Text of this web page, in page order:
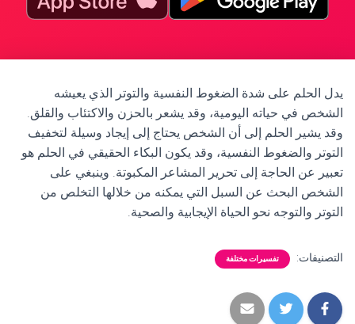
يدل الحلم على شدة الضغوط النفسية والتوتر الذي يعيشه
الشخص في حياته اليومية، وقد يشعر بالحزن والاكتئاب والقلق.
وقد يشير الحلم إلى أن الشخص يحتاج إلى إيجاد وسيلة لتخفيف
التوتر والضغوط النفسية، وقد يكون البكاء الحقيقي في الحلم هو
تعبير عن الحاجة إلى تحرير المشاعر المكبوتة. وينبغي على
الشخص البحث عن السبل التي يمكنه من خلالها التخلص من
التوتر والتوجه نحو الحياة الإيجابية والصحية.
التصنيفات: تفسيرات مختلفة